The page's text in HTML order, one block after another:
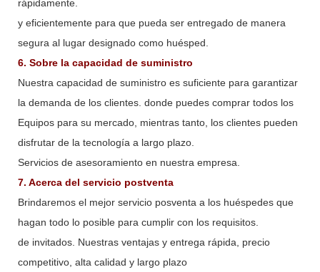
rápidamente.
y eficientemente para que pueda ser entregado de manera
segura al lugar designado como huésped.
6. Sobre la capacidad de suministro
Nuestra capacidad de suministro es suficiente para garantizar
la demanda de los clientes. donde puedes comprar todos los
Equipos para su mercado, mientras tanto, los clientes pueden
disfrutar de la tecnología a largo plazo.
Servicios de asesoramiento en nuestra empresa.
7. Acerca del servicio postventa
Brindaremos el mejor servicio posventa a los huéspedes que
hagan todo lo posible para cumplir con los requisitos.
de invitados. Nuestras ventajas y entrega rápida, precio
competitivo, alta calidad y largo plazo